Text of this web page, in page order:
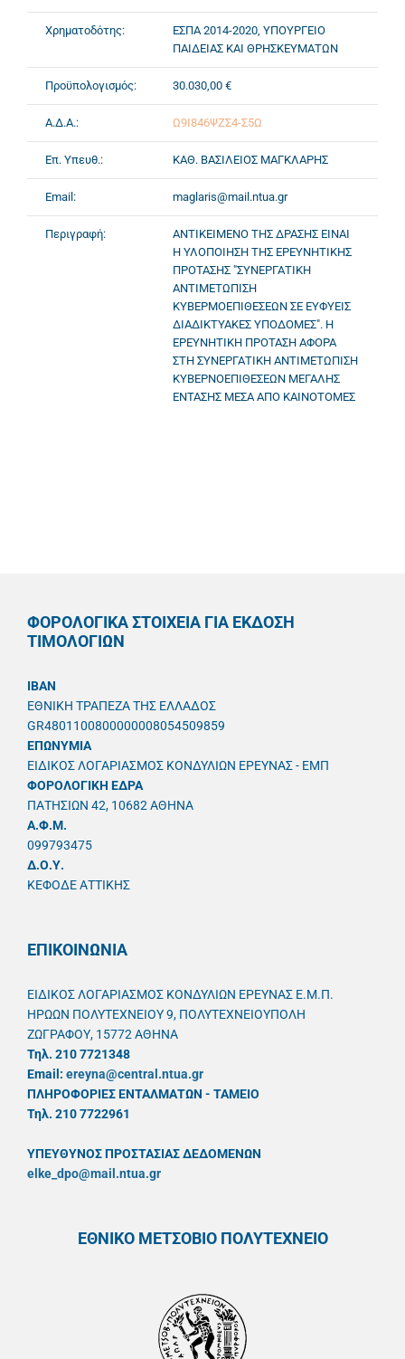
Χρηματοδότης:
ΕΣΠΑ 2014-2020, ΥΠΟΥΡΓΕΙΟ
ΠΑΙΔΕΙΑΣ ΚΑΙ ΘΡΗΣΚΕΥΜΑΤΩΝ
Προϋπολογισμός: 30.030,00 €
Α.Δ.Α.: Ω9Ι846ΨΖΣ4-Σ5Ω
Επ. Υπευθ.: ΚΑΘ. ΒΑΣΙΛΕΙΟΣ ΜΑΓΚΛΑΡΗΣ
Email: maglaris@mail.ntua.gr
Περιγραφή:
ΑΝΤΙΚΕΙΜΕΝΟ ΤΗΣ ΔΡΑΣΗΣ ΕΙΝΑΙ
Η ΥΛΟΠΟΙΗΣΗ ΤΗΣ ΕΡΕΥΝΗΤΙΚΗΣ
ΠΡΟΤΑΣΗΣ "ΣΥΝΕΡΓΑΤΙΚΗ
ΑΝΤΙΜΕΤΩΠΙΣΗ
ΚΥΒΕΡΜΟΕΠΙΘΕΣΕΩΝ ΣΕ ΕΥΦΥΕΙΣ
ΔΙΑΔΙΚΤΥΑΚΕΣ ΥΠΟΔΟΜΕΣ". Η
ΕΡΕΥΝΗΤΙΚΗ ΠΡΟΤΑΣΗ ΑΦΟΡΑ
ΣΤΗ ΣΥΝΕΡΓΑΤΙΚΗ ΑΝΤΙΜΕΤΩΠΙΣΗ
ΚΥΒΕΡΝΟΕΠΙΘΕΣΕΩΝ ΜΕΓΑΛΗΣ
ΕΝΤΑΣΗΣ ΜΕΣΑ ΑΠΟ ΚΑΙΝΟΤΟΜΕΣ
ΦΟΡΟΛΟΓΙΚΑ ΣΤΟΙΧΕΙΑ ΓΙΑ ΕΚΔΟΣΗ
ΤΙΜΟΛΟΓΙΩΝ
IBAN
ΕΘΝΙΚΗ ΤΡΑΠΕΖΑ ΤΗΣ ΕΛΛΑΔΟΣ
GR4801100800000008054509859
ΕΠΩΝΥΜΙΑ
ΕΙΔΙΚΟΣ ΛΟΓΑΡΙΑΣΜΟΣ ΚΟΝΔΥΛΙΩΝ ΕΡΕΥΝΑΣ - ΕΜΠ
ΦΟΡΟΛΟΓΙΚΗ ΕΔΡΑ
ΠΑΤΗΣΙΩΝ 42, 10682 ΑΘΗΝΑ
A.Φ.Μ.
099793475
Δ.Ο.Υ.
ΚΕΦΟΔΕ ΑΤΤΙΚΗΣ
ΕΠΙΚΟΙΝΩΝΙΑ
ΕΙΔΙΚΟΣ ΛΟΓΑΡΙΑΣΜΟΣ ΚΟΝΔΥΛΙΩΝ ΕΡΕΥΝΑΣ Ε.Μ.Π.
ΗΡΩΩΝ ΠΟΛΥΤΕΧΝΕΙΟΥ 9, ΠΟΛΥΤΕΧΝΕΙΟΥΠΟΛΗ
ΖΩΓΡΑΦΟΥ, 15772 ΑΘΗΝΑ
Τηλ. 210 7721348
Email: ereyna@central.ntua.gr
ΠΛΗΡΟΦΟΡΙΕΣ ΕΝΤΑΛΜΑΤΩΝ - ΤΑΜΕΙΟ
Τηλ. 210 7722961
ΥΠΕΥΘYΝΟΣ ΠΡΟΣΤΑΣΙΑΣ ΔΕΔΟΜΕΝΩΝ
elke_dpo@mail.ntua.gr
ΕΘΝΙΚΟ ΜΕΤΣΟΒΙΟ ΠΟΛΥΤΕΧΝΕΙΟ